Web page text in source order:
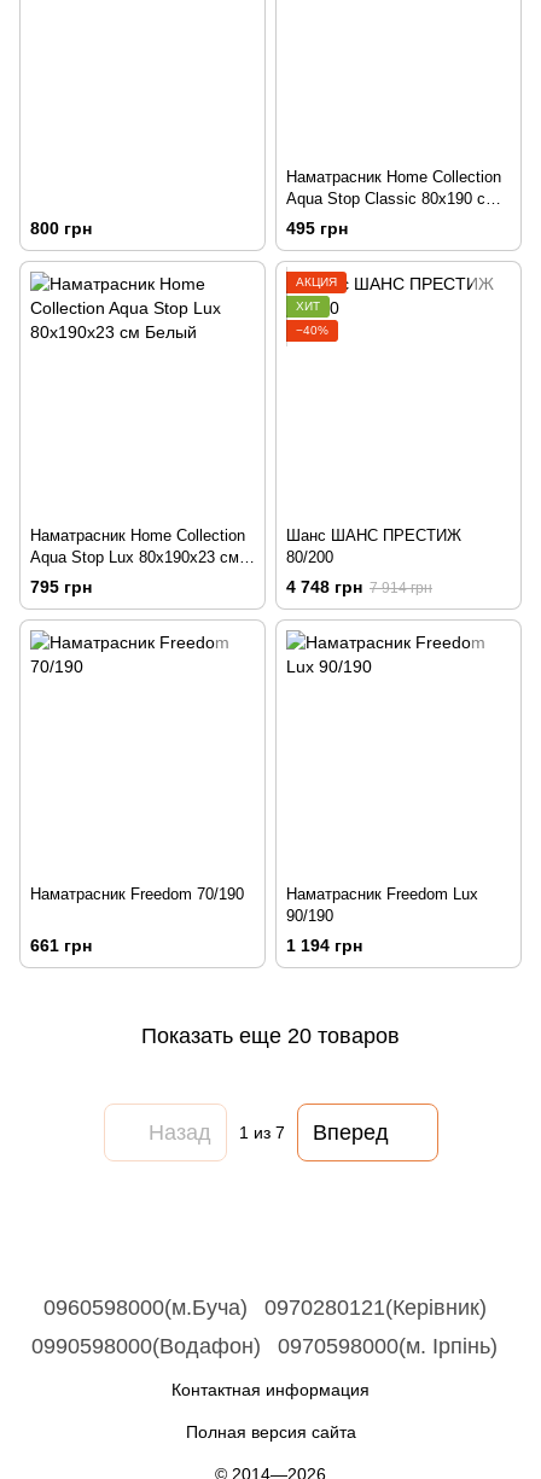
800 грн
Наматрасник Home Collection
Aqua Stop Classic 80х190 см
Белый
495 грн
Наматрасник Home Collection
Aqua Stop Lux 80х190х23 см
Белый
795 грн
АКЦИЯ
ХИТ
−40%
Шанс ШАНС ПРЕСТИЖ
80/200
4 748 грн 7 914 грн
Наматрасник Freedom 70/190
661 грн
Наматрасник Freedom Lux
90/190
1 194 грн
Показать еще 20 товаров
Назад 1из 7 Вперед
0960598000(м.Буча)
0970280121(Керівник)
0990598000(Водафон)
0970598000(м. Ірпінь)
Контактная информация
Полная версия сайта
© 2014—2026